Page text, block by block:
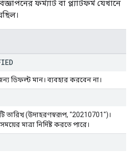
ফর্ম্যাট বা প্ল্যাটফর্ম যেখানে
ডিফল্ট মান। ব্যবহার করবেন না।
তারিখ (উদাহরণস্বরূপ, "20210701")।
মাত্রা নির্দিষ্ট করতে পারে।